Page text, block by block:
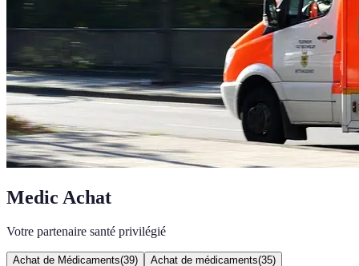
Medic Achat
Votre partenaire santé privilégié
Achat de Médicaments(39) Achat de médicaments(35)